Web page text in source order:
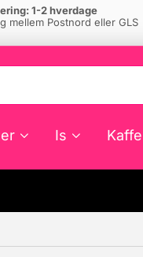
1-2 hverdage
mellem Postnord eller GLS
Is